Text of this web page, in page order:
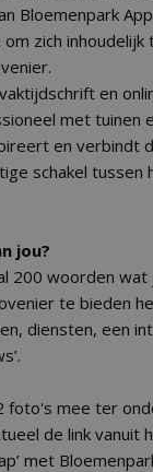
Bloemenpark
zich
en
met tuinen
en verbindt
schakel tussen
jou?
200 woorden
te bieden
diensten, een
foto's mee ter
de link vanuit
met